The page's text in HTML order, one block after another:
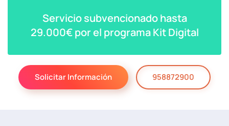
Servicio subvencionado hasta
29.000€ por el programa Kit Digital
Solicitar Información 958872900